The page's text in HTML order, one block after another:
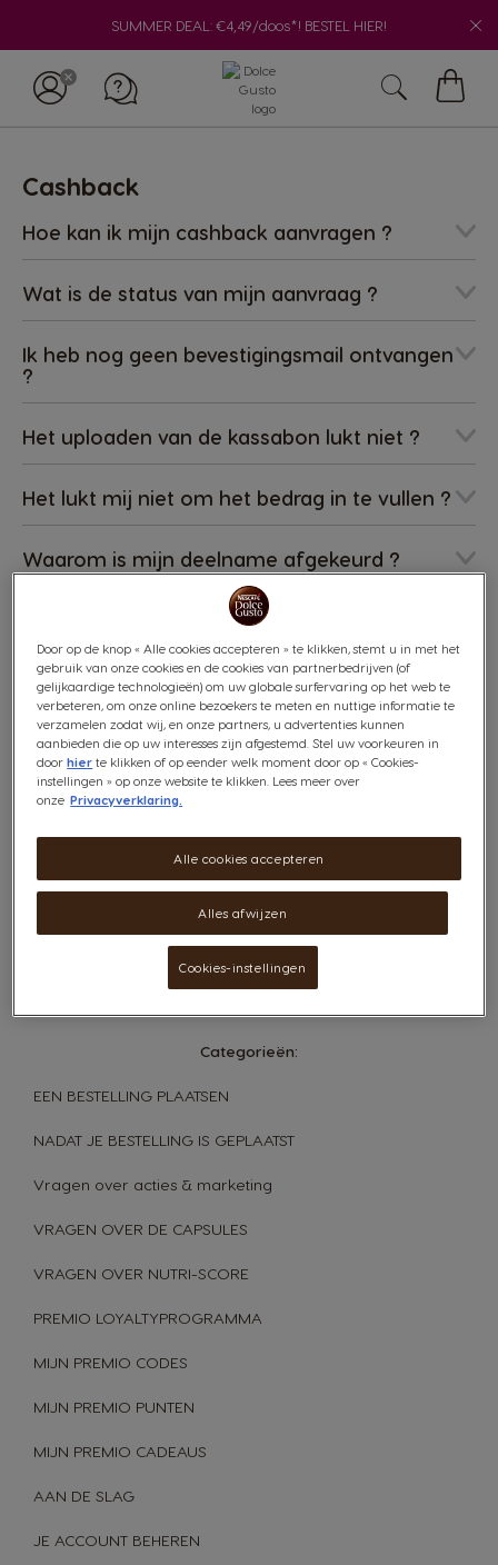
SUMMER DEAL: €4,49/doos*! BESTEL HIER!
Cashback
Hoe kan ik mijn cashback aanvragen ?
Wat is de status van mijn aanvraag ?
Ik heb nog geen bevestigingsmail ontvangen
?
Het uploaden van de kassabon lukt niet ?
Het lukt mij niet om het bedrag in te vullen ?
Waarom is mijn deelname afgekeurd ?
Ik heb mijn uitbetaling nog niet ontvangen ?
Kan ik per post of E-mail mijn cashback
aanvraag indienen ?
Kan ik meerdere cashbacks aanvragen ?
inkopen om mee te kunnen doen aan de
Categorieën:
EEN BESTELLING PLAATSEN
NADAT JE BESTELLING IS GEPLAATST
Vragen over acties & marketing
VRAGEN OVER DE CAPSULES
VRAGEN OVER NUTRI-SCORE
PREMIO LOYALTYPROGRAMMA
MIJN PREMIO CODES
MIJN PREMIO PUNTEN
MIJN PREMIO CADEAUS
AAN DE SLAG
JE ACCOUNT BEHEREN
Door op de knop « Alle cookies accepteren » te klikken, stemt u in met het
gebruik van onze cookies en de cookies van partnerbedrijven (of
gelijkaardige technologieën) om uw globale surfervaring op het web te
verbeteren, om onze online bezoekers te meten en nuttige informatie te
verzamelen zodat wij, en onze partners, u advertenties kunnen
aanbieden die op uw interesses zijn afgestemd. Stel uw voorkeuren in
doorhier te klikken of op eender welk moment door op « Cookies-
instellingen » op onze website te klikken. Lees meer over
onze Privacyverklaring.
Alles afwijzen
Alle cookies accepteren
Cookies-instellingen